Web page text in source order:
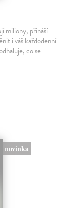
miliony, přináší
i váš každodenní
co se
novinka